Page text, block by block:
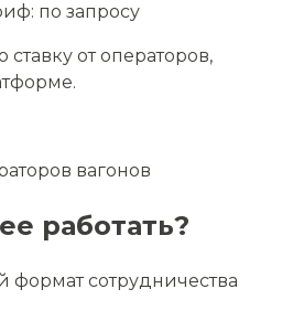
по запросу
от операторов,
вагонов
работать?
сотрудничества